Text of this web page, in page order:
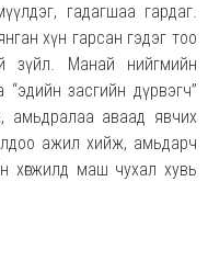
гадагшаа гардаг.
хүн гарсан гэдэг тоо
зүйл. Манай нийгмийн
засгийн дүрвэгч”
амьдралаа аваад явчих
ажил хийж, амьдарч
хөгжилд маш чухал хувь